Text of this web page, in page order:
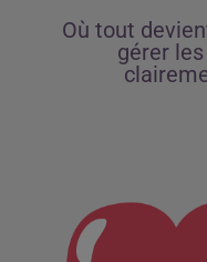
Où tout
gérer